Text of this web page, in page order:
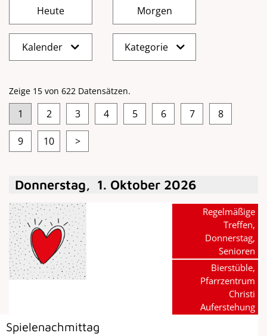
Kalender Kategorie
Zeige 15 von 622 Datensätzen.
1 2 3 4 5 6 7 8
9 10 >
Donnerstag, 1. Oktober 2026
Spielenachmittag
Regelmäßige
Treffen,
Donnerstag,
Senioren
Bierstüble,
Pfarrzentrum
Christi
Auferstehung